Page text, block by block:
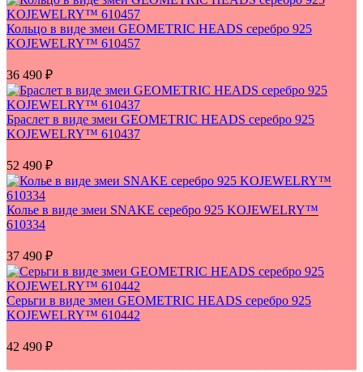
Кольцо в виде змеи GEOMETRIC HEADS серебро 925
KOJEWELRY™ 610457
36 490 ₽
Браслет в виде змеи GEOMETRIC HEADS серебро 925
KOJEWELRY™ 610437
52 490 ₽
Колье в виде змеи SNAKE серебро 925 KOJEWELRY™
610334
37 490 ₽
Серьги в виде змеи GEOMETRIC HEADS серебро 925
KOJEWELRY™ 610442
42 490 ₽